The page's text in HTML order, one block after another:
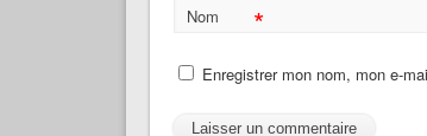
Nom *
Enregistrer mon nom, mon e-